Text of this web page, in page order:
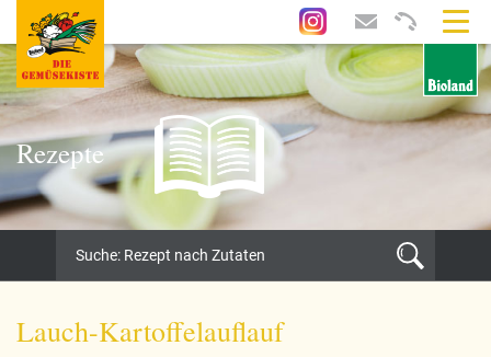
Rezepte
Lauch-Kartoffelauflauf